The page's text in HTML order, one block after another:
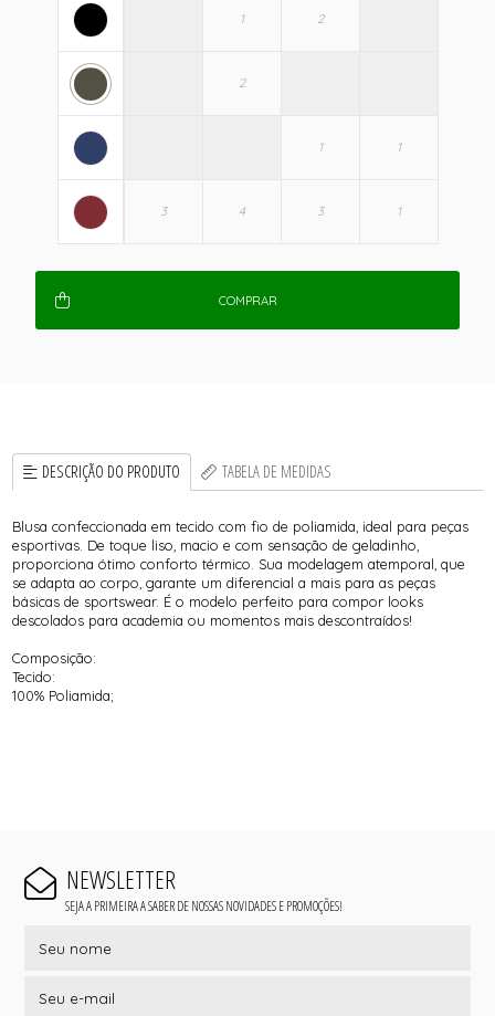
COMPRAR
DESCRIÇÃO DO PRODUTO TABELA DE MEDIDAS
Blusa confeccionada em tecido com fio de poliamida, ideal para peças
esportivas. De toque liso, macio e com sensação de geladinho,
proporciona ótimo conforto térmico. Sua modelagem atemporal, que
se adapta ao corpo, garante um diferencial a mais para as peças
básicas de sportswear. É o modelo perfeito para compor looks
descolados para academia ou momentos mais descontraídos!
Composição:
Tecido:
100% Poliamida;
NEWSLETTER
SEJA A PRIMEIRA A SABER DE NOSSAS NOVIDADES E PROMOÇÕES!